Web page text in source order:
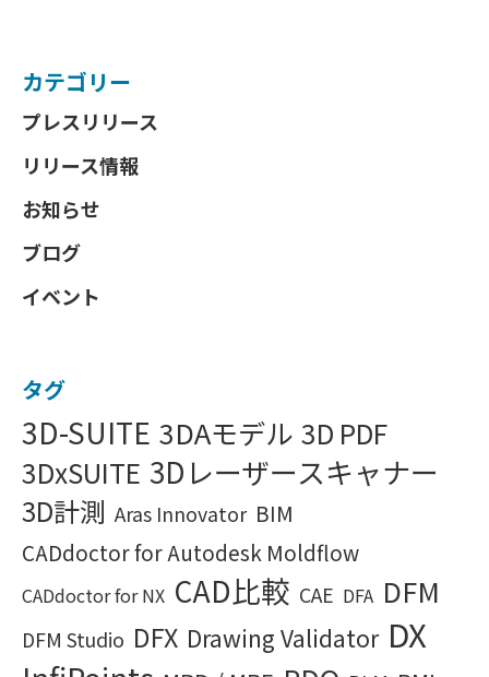
カテゴリー
プレスリリース
リリース情報
お知らせ
ブログ
イベント
タグ
3D-SUITE 3DAモデル 3D PDF
3DxSUITE 3Dレーザースキャナー
3D計測 Aras Innovator BIM
CADdoctor for Autodesk Moldflow
CADdoctor for NX CAD比較 CAE DFA DFM
DFM Studio DFX Drawing Validator DX